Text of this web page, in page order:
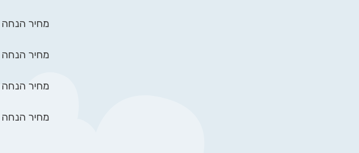
מחיר הנחה
מחיר הנחה
מחיר הנחה
מחיר הנחה